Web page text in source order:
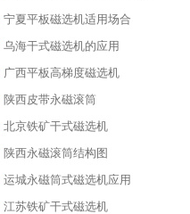
宁夏平板磁选机适用场合
乌海干式磁选机的应用
广西平板高梯度磁选机
陕西皮带永磁滚筒
北京铁矿干式磁选机
陕西永磁滚筒结构图
运城永磁筒式磁选机应用
江苏铁矿干式磁选机